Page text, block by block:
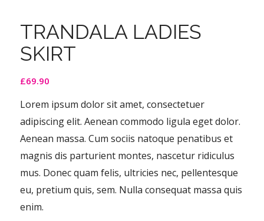
TRANDALA LADIES
SKIRT
£69.90
Lorem ipsum dolor sit amet, consectetuer
adipiscing elit. Aenean commodo ligula eget dolor.
Aenean massa. Cum sociis natoque penatibus et
magnis dis parturient montes, nascetur ridiculus
mus. Donec quam felis, ultricies nec, pellentesque
eu, pretium quis, sem. Nulla consequat massa quis
enim.